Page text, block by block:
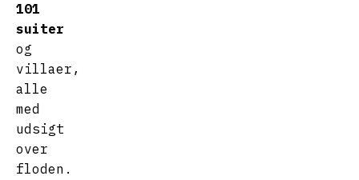
101
suiter
og
villaer,
alle
med
udsigt
over
floden.